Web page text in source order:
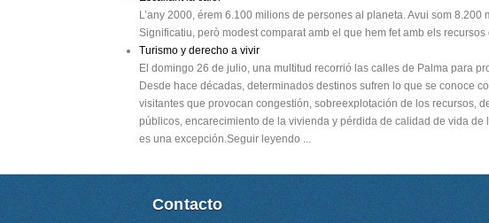
L’any 2000, érem 6.100 milions de persones al planeta. Avui som
Significatiu, però modest comparat amb el que hem fet amb els
Turismo y derecho a vivir
El domingo 26 de julio, una multitud recorrió las calles de Palma para
Desde hace décadas, determinados destinos sufren lo que se conoce
visitantes que provocan congestión, sobreexplotación de los recursos,
públicos, encarecimiento de la vivienda y pérdida de calidad de vida
es una excepción.Seguir leyendo ...
Contacto